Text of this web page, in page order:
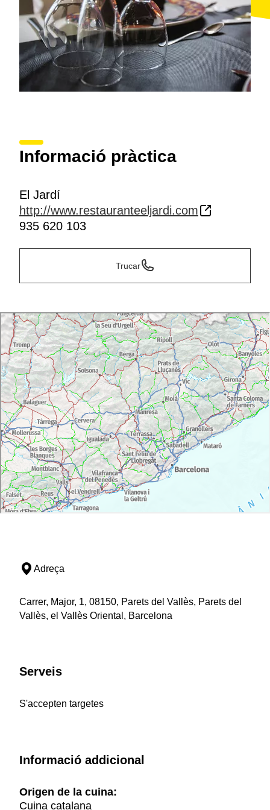
Informació pràctica
El Jardí
http://www.restauranteeljardi.com
935 620 103
Trucar
Adreça
Carrer, Major, 1, 08150, Parets del Vallès, Parets del
Vallès, el Vallès Oriental, Barcelona
Serveis
S'accepten targetes
Informació addicional
Origen de la cuina:
Cuina catalana